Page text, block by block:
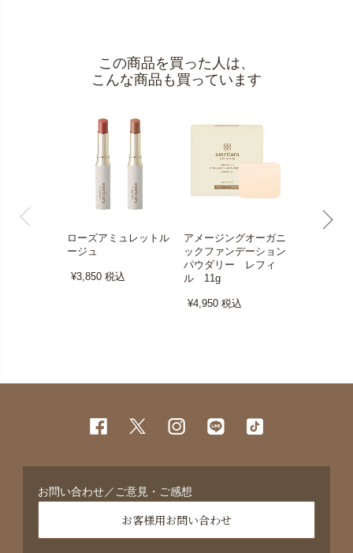
この商品を買った人は、
こんな商品も買っています
ローズアミュレットル
ージュ
¥3,850税込
アメージングオーガニ
ックファンデーション
パウダリー レフィ
ル 11g
¥4,950税込
お問い合わせ／ご意見・ご感想
お客様用お問い合わせ